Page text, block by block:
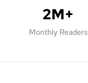
2M+
Monthly Readers